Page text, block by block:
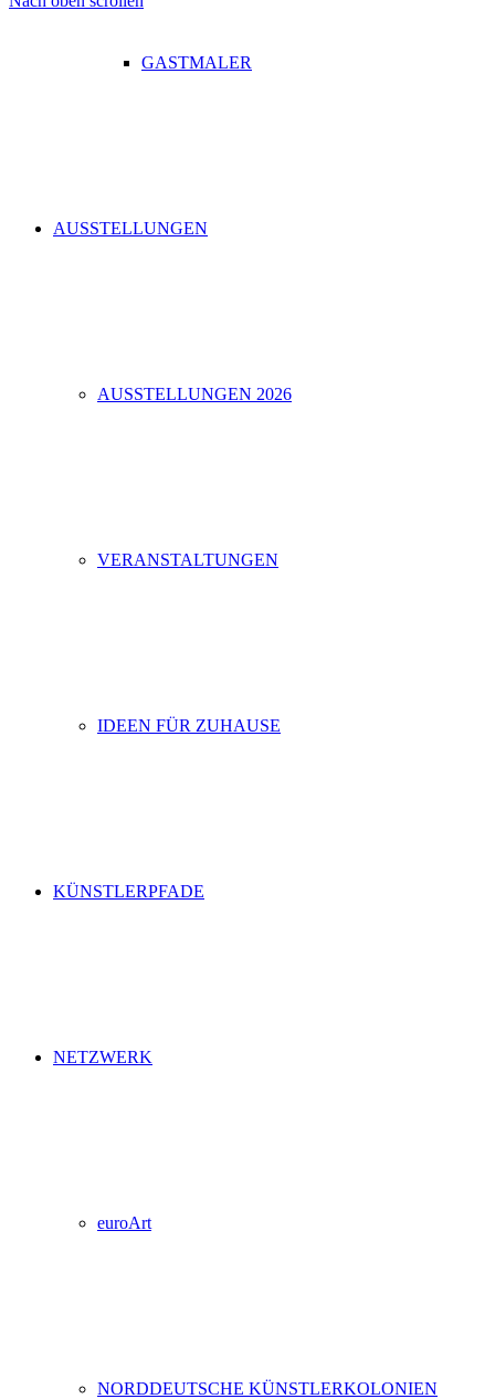
GASTMALER
AUSSTELLUNGEN
AUSSTELLUNGEN 2026
VERANSTALTUNGEN
IDEEN FÜR ZUHAUSE
KÜNSTLERPFADE
NETZWERK
euroArt
NORDDEUTSCHE KÜNSTLERKOLONIEN